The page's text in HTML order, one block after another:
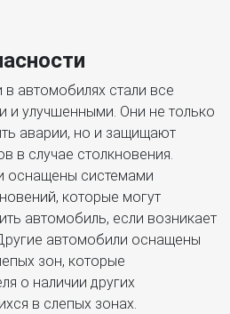
автомобилях стали все
и улучшенными. Они не только
аварии, но и защищают
в случае столкновения.
оснащены системами
которые могут
автомобиль, если возникает
автомобили оснащены
зон, которые
о наличии других
в слепых зонах.